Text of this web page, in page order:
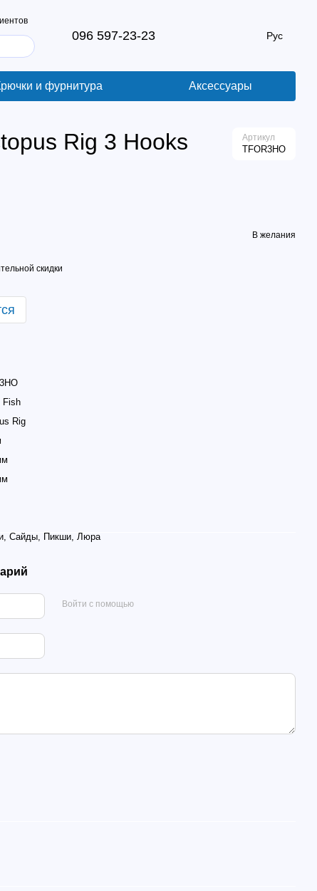
096 597-23-23 Рус
и фурнитура Аксессуары
Rig 3 Hooks
Артикул
TFOR3HO
В желания
скидки
Fish
Rig
Сайды, Пикши, Люра
Войти с помощью